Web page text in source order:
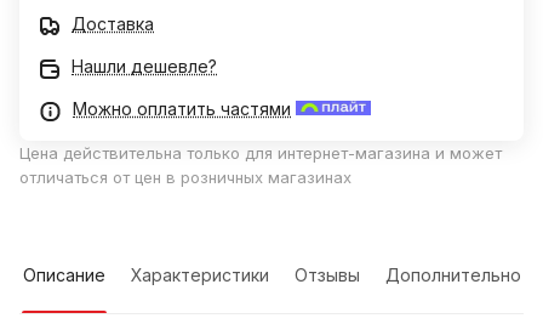
Доставка
Нашли дешевле?
Можно оплатить частями
Цена действительна только для интернет-магазина и может
отличаться от цен в розничных магазинах
Описание Характеристики Отзывы Дополнительно